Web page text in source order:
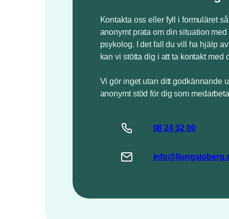
Kontakta oss eller fyll i formuläret
anonymt prata om din situation
psykolog. I det fall du vill ha hjälp
kan vi stötta dig i att ta kontakt med
Vi gör inget utan ditt godkännande
anonymt stöd för dig som
08 24 32 00
info@ ljungsjoberg